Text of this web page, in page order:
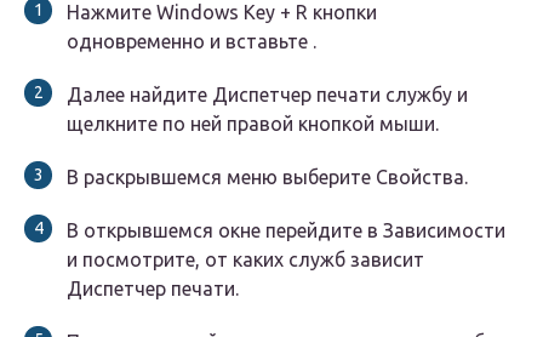
Нажмите Windows Key + R кнопки
одновременно и вставьте .
Далее найдите Диспетчер печати службу и
щелкните по ней правой кнопкой мыши.
В раскрывшемся меню выберите Свойства.
В открывшемся окне перейдите в Зависимости
и посмотрите, от каких служб зависит
Диспетчер печати.